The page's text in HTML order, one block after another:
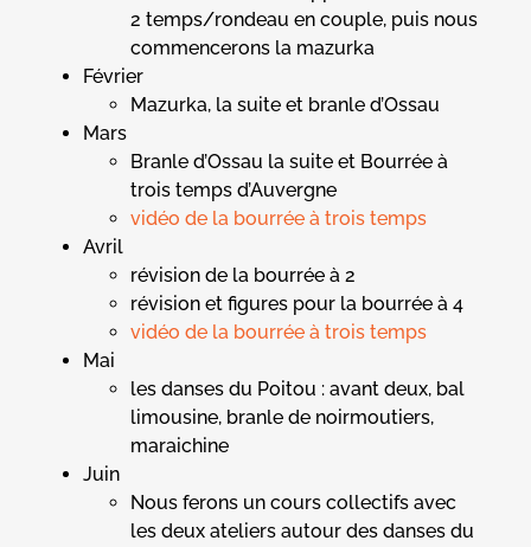
2 temps/rondeau en couple, puis nous
commencerons la mazurka
Février
Mazurka, la suite et branle d’Ossau
Mars
Branle d’Ossau la suite et Bourrée à
trois temps d’Auvergne
vidéo de la bourrée à trois temps
Avril
révision de la bourrée à 2
révision et figures pour la bourrée à 4
vidéo de la bourrée à trois temps
Mai
les danses du Poitou : avant deux, bal
limousine, branle de noirmoutiers,
maraichine
Juin
Nous ferons un cours collectifs avec
les deux ateliers autour des danses du